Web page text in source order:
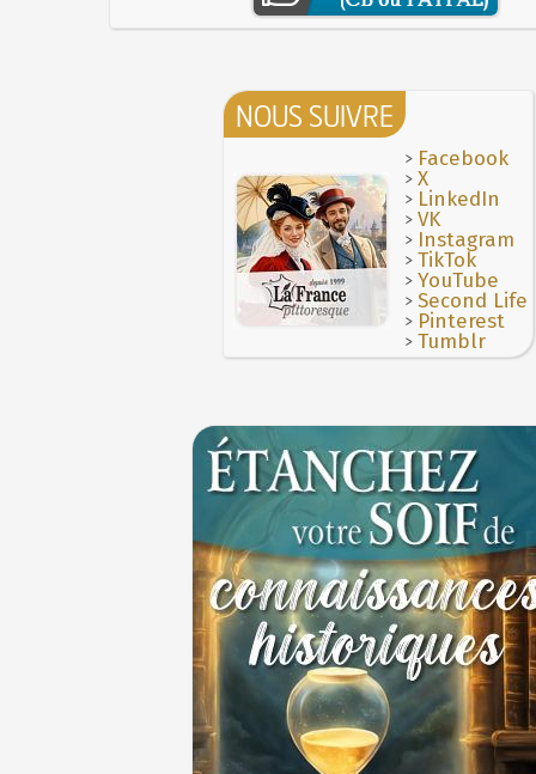
NOUS SUIVRE
> Facebook
>X
> LinkedIn
>VK
> Instagram
>TikTok
>YouTube
>Second Life
> Pinterest
>Tumblr